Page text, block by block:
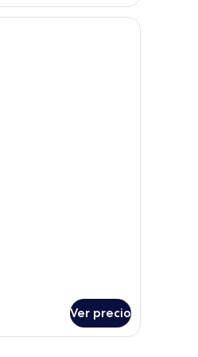
Ver precio